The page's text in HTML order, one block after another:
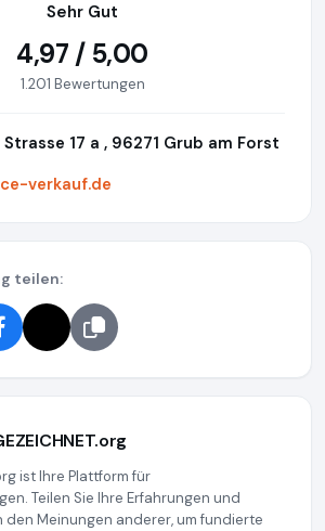
Sehr Gut
4,97 / 5,00
1.201 Bewertungen
17 a , 96271 Grub am Forst
verkauf.de
teilen:
ist Ihre Plattform für
Teilen Sie Ihre Erfahrungen und
den Meinungen anderer, um fundierte